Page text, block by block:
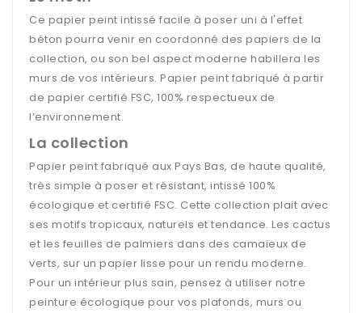
Ce papier peint intissé facile à poser uni à l'effet
béton pourra venir en coordonné des papiers de la
collection, ou son bel aspect moderne habillera les
murs de vos intérieurs. Papier peint fabriqué à partir
de papier certifié FSC, 100% respectueux de
l’environnement.
La collection
Papier peint fabriqué aux Pays Bas, de haute qualité,
très simple à poser et résistant, intissé 100%
écologique et certifié FSC. Cette collection plait avec
ses motifs tropicaux, naturels et tendance. Les cactus
et les feuilles de palmiers dans des camaïeux de
verts, sur un papier lisse pour un rendu moderne.
Pour un intérieur plus sain, pensez à utiliser notre
peinture écologique pour vos plafonds, murs ou